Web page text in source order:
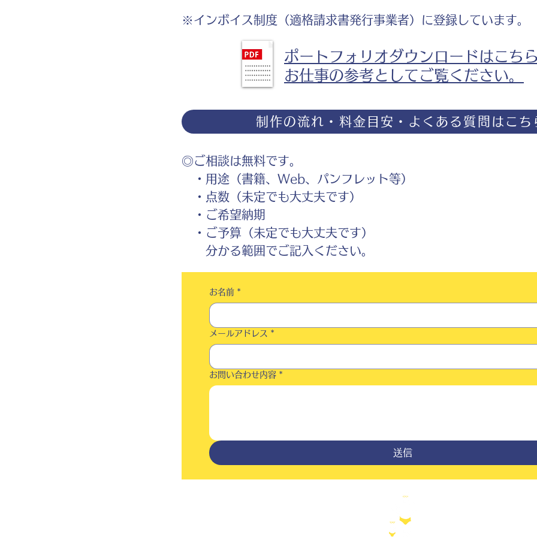
※インボイス制度（適格請求書発行事業者）に登録しています。
ポートフォリオダウンロードはこち
お仕事の参考としてご覧ください。
制作の流れ・料金目安・よくある質問はこち
◎ご相談は無料です。
・用途（書籍、Web、パンフレット等）
・点数（未定でも大丈夫です）
・ご希望納期
・ご予算（未定でも大丈夫です）
分かる範囲でご記入ください。
お名前 *
メールアドレス *
お問い合わせ内容 *
送信